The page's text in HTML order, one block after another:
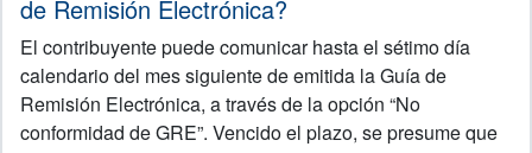
de Remisión Electrónica?
El contribuyente puede comunicar hasta el sétimo día
calendario del mes siguiente de emitida la Guía de
Remisión Electrónica, a través de la opción “No
conformidad de GRE”. Vencido el plazo, se presume que